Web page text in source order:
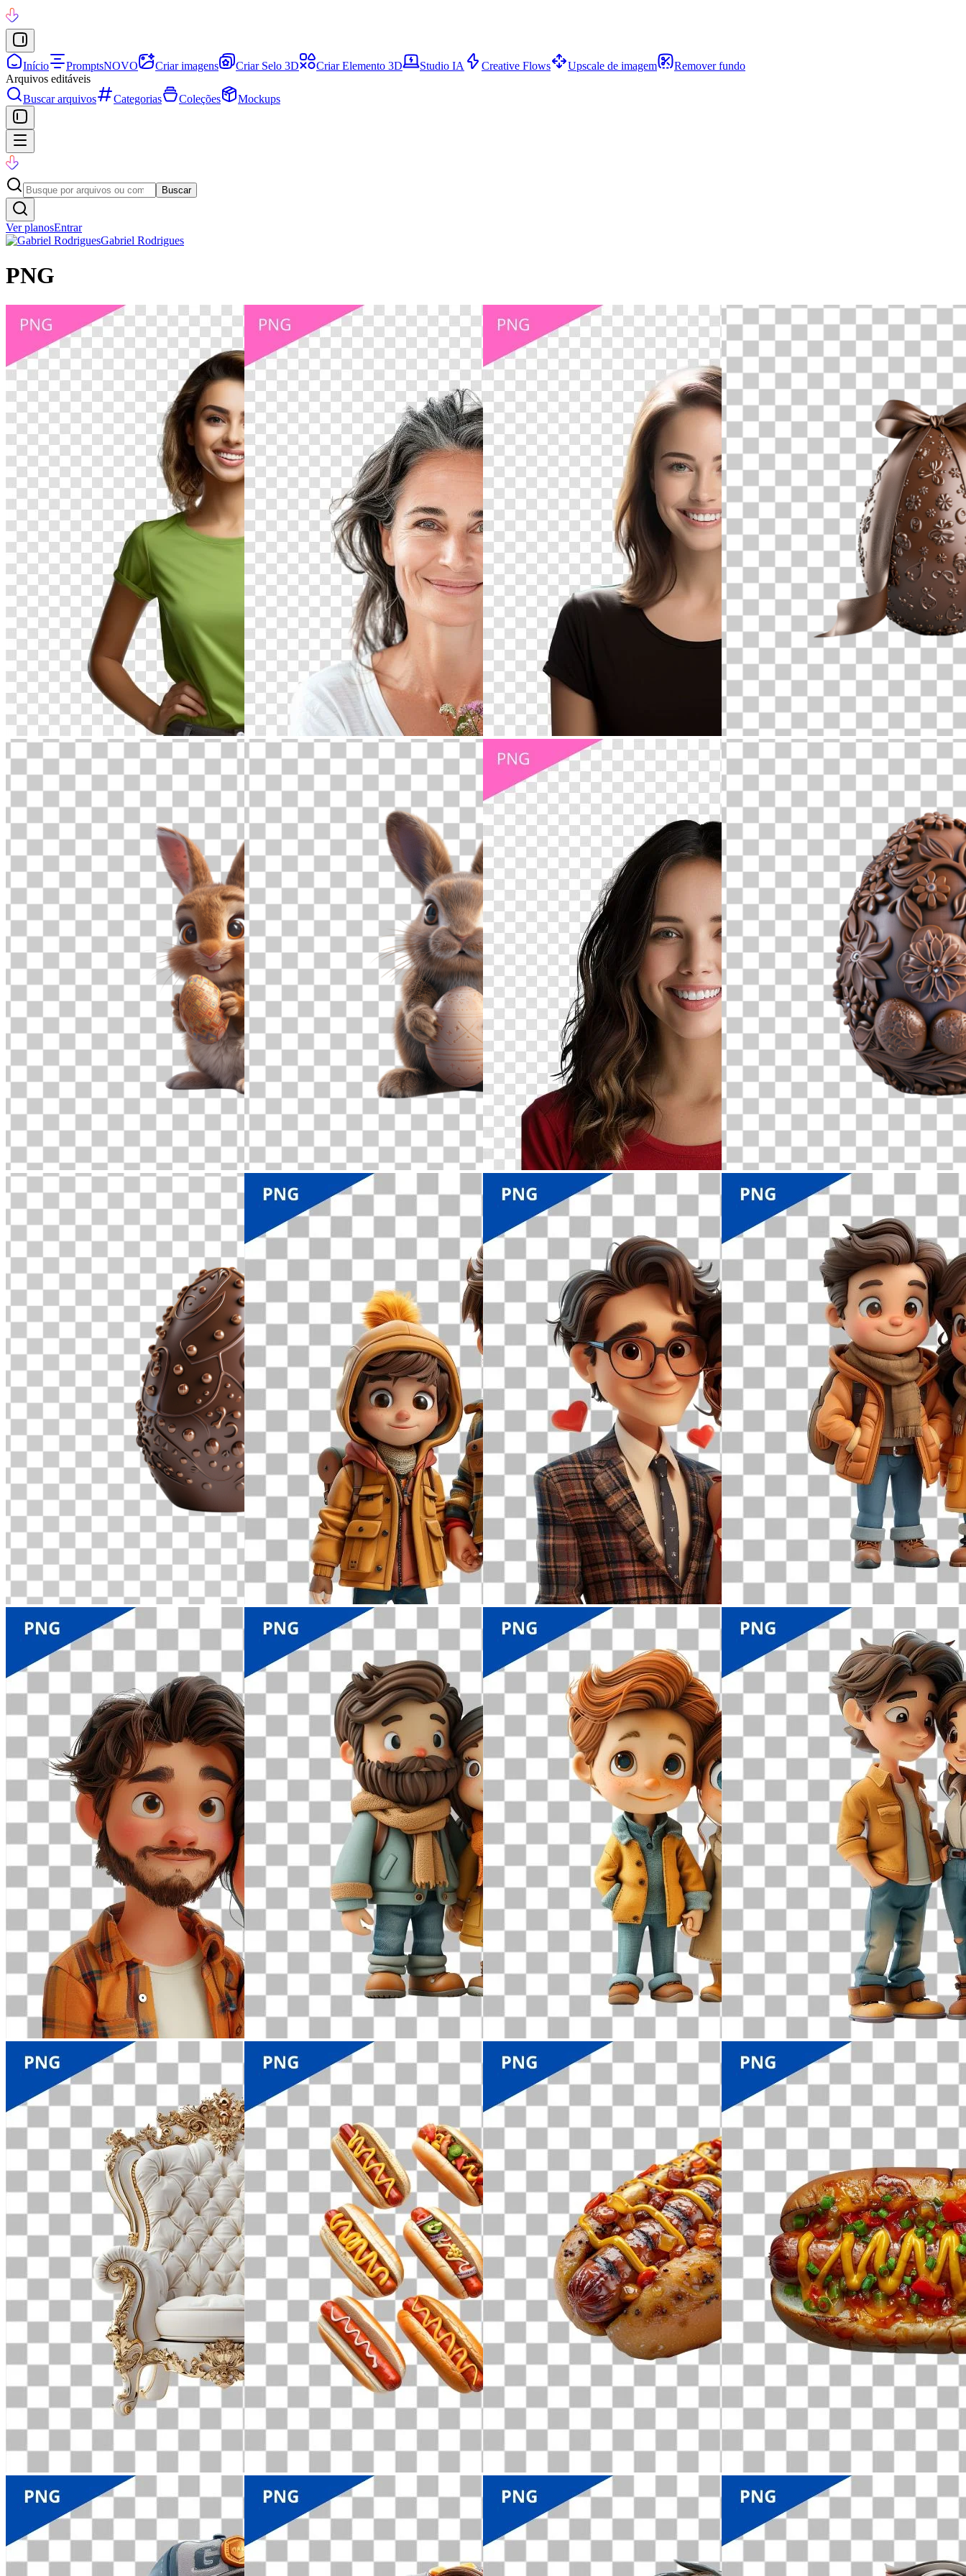
Início PromptsNOVO Criar imagens Criar Selo 3D Criar Elemento 3D Studio IA Creative Flows Upscale de imagem
Remover fundo
Arquivos editáveis
Buscar arquivos
Categorias Coleções Mockups
Buscar
Ver planosEntrar
Gabriel Rodrigues
PNG